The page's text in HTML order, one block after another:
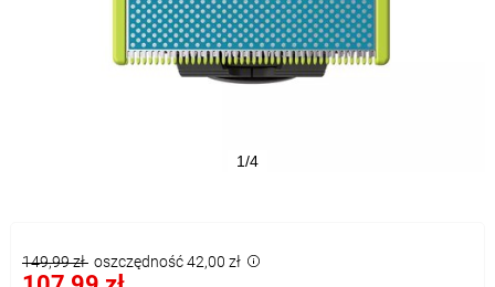
1/4
149,99 zł oszczędność 42,00 zł